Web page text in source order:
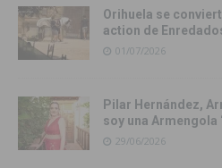
Orihuela se
action de
01/07/2026
Pilar Hernández,
soy una Armengola
29/06/2026